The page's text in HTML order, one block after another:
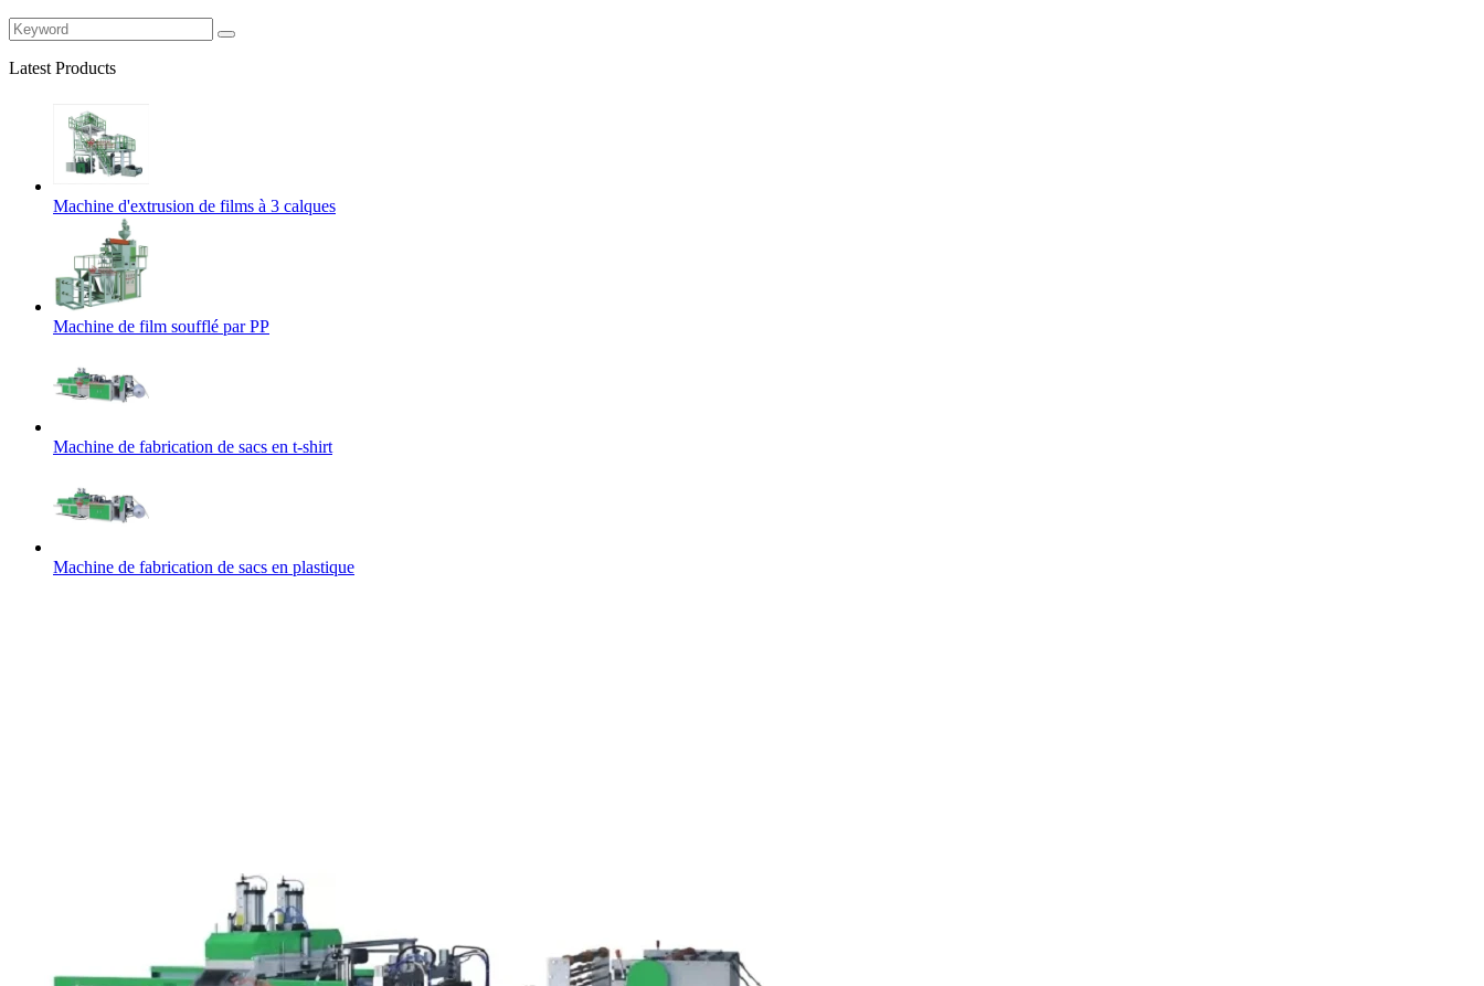
Latest Products
Machine d'extrusion de films à 3 calques
Machine de film soufflé par PP
Machine de fabrication de sacs en t-shirt
Machine de fabrication de sacs en plastique